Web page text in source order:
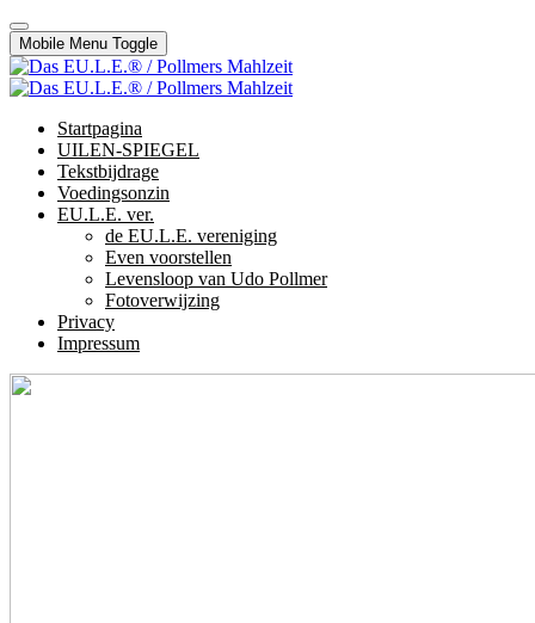
Mobile Menu Toggle
Startpagina
UILEN-SPIEGEL
Tekstbijdrage
Voedingsonzin
EU.L.E. ver.
de EU.L.E. vereniging
Even voorstellen
Levensloop van Udo Pollmer
Fotoverwijzing
Privacy
Impressum